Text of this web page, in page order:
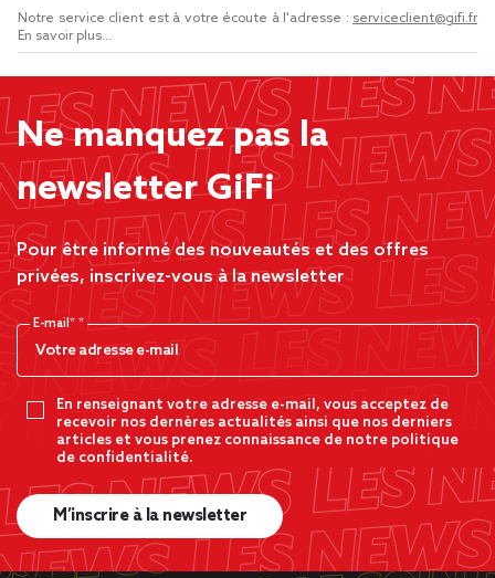
Notre service client est à votre écoute à l'adresse : serviceclient@gifi.fr
En savoir plus...
Ne manquez pas la
newsletter GiFi
Pour être informé des nouveautés et des offres
privées, inscrivez-vous à la newsletter
E-mail*
En renseignant votre adresse e-mail, vous acceptez de
recevoir nos dernères actualités ainsi que nos derniers
articles et vous prenez connaissance de notre politique
de confidentialité.
M’inscrire à la newsletter